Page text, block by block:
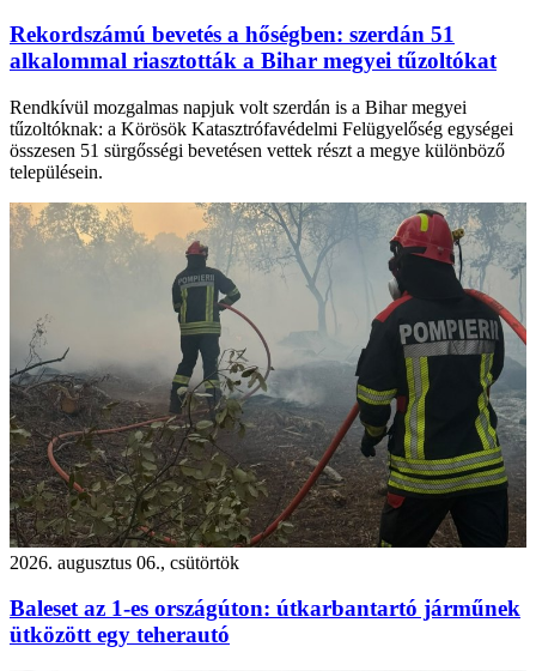
Rekordszámú bevetés a hőségben: szerdán 51
alkalommal riasztották a Bihar megyei tűzoltókat
Rendkívül mozgalmas napjuk volt szerdán is a Bihar megyei
tűzoltóknak: a Körösök Katasztrófavédelmi Felügyelőség egységei
összesen 51 sürgősségi bevetésen vettek részt a megye különböző
településein.
2026. augusztus 06., csütörtök
Baleset az 1-es országúton: útkarbantartó járműnek
ütközött egy teherautó